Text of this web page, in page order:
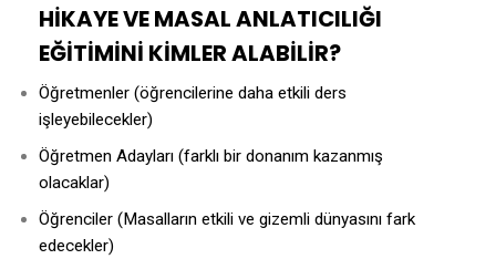
HİKAYE VE MASAL ANLATICILIĞI
EĞİTİMİNİ KİMLER ALABİLİR?
Öğretmenler (öğrencilerine daha etkili ders
işleyebilecekler)
Öğretmen Adayları (farklı bir donanım kazanmış
olacaklar)
Öğrenciler (Masalların etkili ve gizemli dünyasını fark
edecekler)